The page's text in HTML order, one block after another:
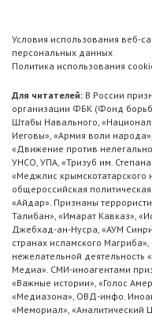
Условия использования веб-
персональных данных
Политика использования
Для читателей: В России
организации ФБК (Фонд
Штабы Навального,
Иеговы», «Армия воли
«Движение против
УНСО, УПА, «Тризуб им.
«Меджлис крымскотатарского
общероссийская
«Айдар». Признаны
Талибан», «Имарат Кавказ»,
Джебхад-ан-Нусра, «АУМ
странах исламского
нежелательной деятельность
Медиа». СМИ-иноагентами
«Важные истории», «Голос
«Медиазона», ОВД-инфо.
«Мемориал», «Аналитический